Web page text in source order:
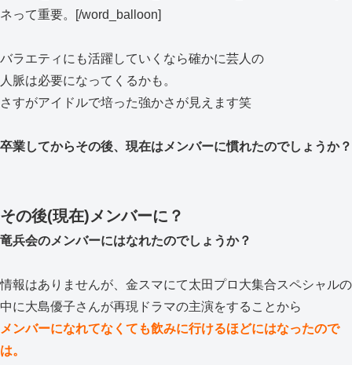
ネって重要。[/word_balloon]
バラエティにも活躍していくなら確かに芸人の
人脈は必要になってくるかも。
さすがアイドルで培った強かさが見えます笑
卒業してからその後、現在はメンバーに慣れたのでしょうか？
その後(現在)メンバーに？
竜兵会のメンバーにはなれたのでしょうか？
情報はありませんが、金スマにて太田プロ大集合スペシャルの
中に大島優子さんが再現ドラマの主演をすることから
メンバーになれてなくても飲みに行けるほどにはなったので
は。